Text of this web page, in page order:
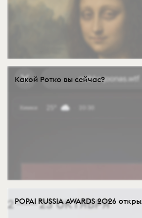
Какой Ротко вы сейчас?
POPAI RUSSIA AWARDS 2026